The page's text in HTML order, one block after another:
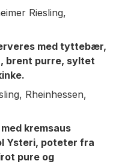
Riesling,
med tyttebær,
brent purre, syltet
Rheinhessen,
kremsaus
Ysteri, poteter fra
pure og